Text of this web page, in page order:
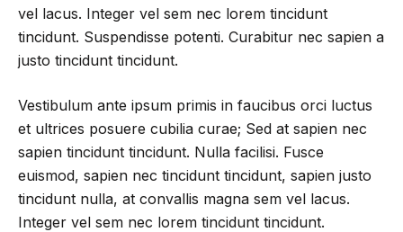
vel lacus. Integer vel sem nec lorem tincidunt
tincidunt. Suspendisse potenti. Curabitur nec sapien a
justo tincidunt tincidunt.
Vestibulum ante ipsum primis in faucibus orci luctus
et ultrices posuere cubilia curae; Sed at sapien nec
sapien tincidunt tincidunt. Nulla facilisi. Fusce
euismod, sapien nec tincidunt tincidunt, sapien justo
tincidunt nulla, at convallis magna sem vel lacus.
Integer vel sem nec lorem tincidunt tincidunt.